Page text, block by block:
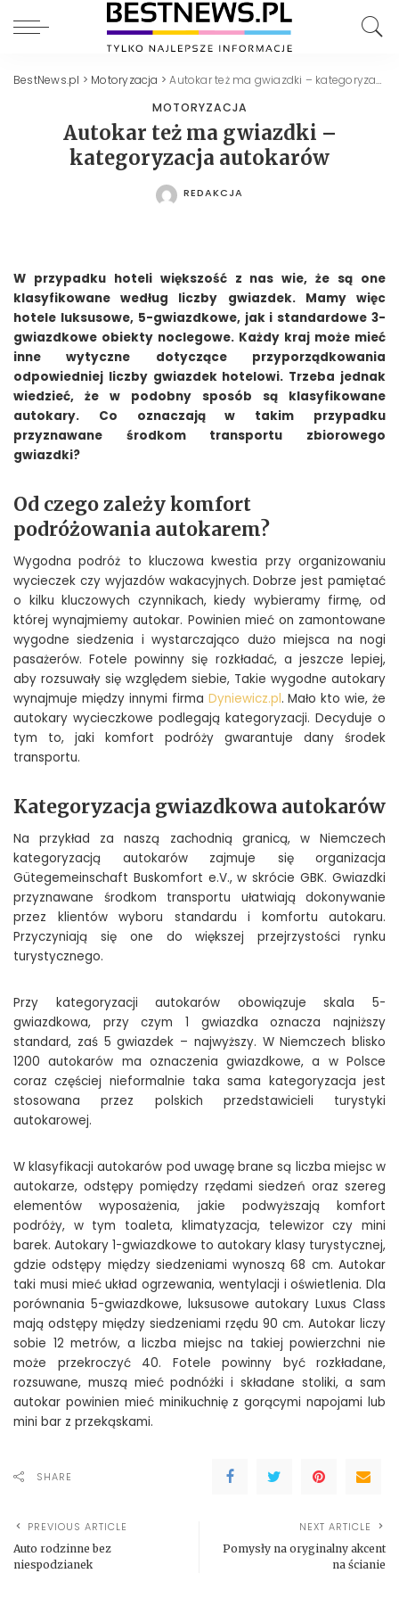
BestNews.pl > Motoryzacja >Autokar też ma gwiazdki – kategoryzacja autokarów
MOTORYZACJA
Autokar też ma gwiazdki –
kategoryzacja autokarów
POSTED
REDAKCJA
W przypadku hoteli większość z nas wie, że są one
klasyfikowane według liczby gwiazdek. Mamy więc
hotele luksusowe, 5-gwiazdkowe, jak i standardowe 3-
gwiazdkowe obiekty noclegowe. Każdy kraj może mieć
inne wytyczne dotyczące przyporządkowania
odpowiedniej liczby gwiazdek hotelowi. Trzeba jednak
wiedzieć, że w podobny sposób są klasyfikowane
autokary. Co oznaczają w takim przypadku
przyznawane środkom transportu zbiorowego
gwiazdki?
Od czego zależy komfort
podróżowania autokarem?
Wygodna podróż to kluczowa kwestia przy organizowaniu
wycieczek czy wyjazdów wakacyjnych. Dobrze jest pamiętać
o kilku kluczowych czynnikach, kiedy wybieramy firmę, od
której wynajmiemy autokar. Powinien mieć on zamontowane
wygodne siedzenia i wystarczająco dużo miejsca na nogi
pasażerów. Fotele powinny się rozkładać, a jeszcze lepiej,
aby rozsuwały się względem siebie, Takie wygodne autokary
wynajmuje między innymi firma Dyniewicz.pl. Mało kto wie, że
autokary wycieczkowe podlegają kategoryzacji. Decyduje o
tym to, jaki komfort podróży gwarantuje dany środek
transportu.
Kategoryzacja gwiazdkowa autokarów
Na przykład za naszą zachodnią granicą, w Niemczech
kategoryzacją autokarów zajmuje się organizacja
Gütegemeinschaft Buskomfort e.V., w skrócie GBK. Gwiazdki
przyznawane środkom transportu ułatwiają dokonywanie
przez klientów wyboru standardu i komfortu autokaru.
Przyczyniają się one do większej przejrzystości rynku
turystycznego.
Przy kategoryzacji autokarów obowiązuje skala 5-
gwiazdkowa, przy czym 1 gwiazdka oznacza najniższy
standard, zaś 5 gwiazdek – najwyższy. W Niemczech blisko
1200 autokarów ma oznaczenia gwiazdkowe, a w Polsce
coraz częściej nieformalnie taka sama kategoryzacja jest
stosowana przez polskich przedstawicieli turystyki
autokarowej.
W klasyfikacji autokarów pod uwagę brane są liczba miejsc w
autokarze, odstępy pomiędzy rzędami siedzeń oraz szereg
elementów wyposażenia, jakie podwyższają komfort
podróży, w tym toaleta, klimatyzacja, telewizor czy mini
barek. Autokary 1-gwiazdkowe to autokary klasy turystycznej,
gdzie odstępy między siedzeniami wynoszą 68 cm. Autokar
taki musi mieć układ ogrzewania, wentylacji i oświetlenia. Dla
porównania 5-gwiazdkowe, luksusowe autokary Luxus Class
mają odstępy między siedzeniami rzędu 90 cm. Autokar liczy
sobie 12 metrów, a liczba miejsc na takiej powierzchni nie
może przekroczyć 40. Fotele powinny być rozkładane,
rozsuwane, muszą mieć podnóżki i składane stoliki, a sam
autokar powinien mieć minikuchnię z gorącymi napojami lub
mini bar z przekąskami.
SHARE
PREVIOUS ARTICLE
Auto rodzinne bez
niespodzianek
NEXT ARTICLE
Pomysły na oryginalny akcent
na ścianie